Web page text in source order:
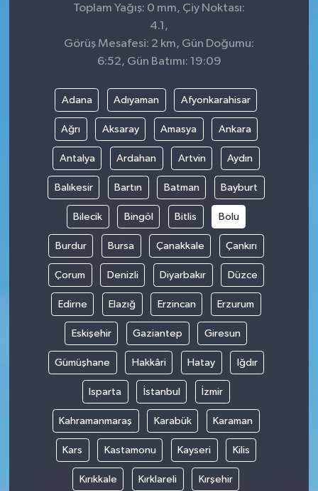
Toplam Yağış: 0 mm, Çiy Noktası:
4.1,
Görüş Mesafesi: 2 km, Gün Doğumu:
6:52, Gün Batımı: 19:09
Adana Adıyaman Afyonkarahisar
Ağrı Aksaray Amasya Ankara
Antalya Ardahan Artvin Aydın
Balıkesir Bartın Batman Bayburt
Bilecik Bingöl Bitlis Bolu
Burdur Bursa Çanakkale Çankırı
Çorum Denizli Diyarbakır Düzce
Edirne Elazığ Erzincan Erzurum
Eskişehir Gaziantep Giresun
Gümüşhane Hakkâri Hatay Iğdır
Isparta İstanbul İzmir
Kahramanmaraş Karabük Karaman
Kars Kastamonu Kayseri Kilis
Kırıkkale Kırklareli Kırşehir